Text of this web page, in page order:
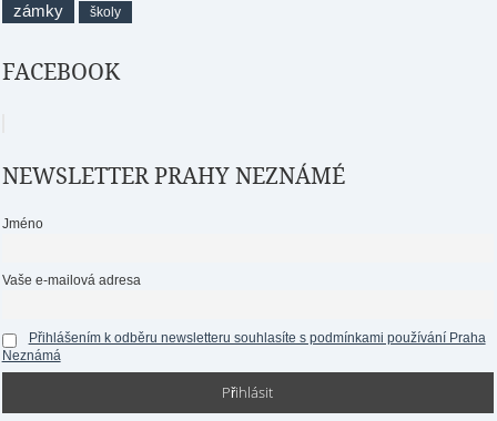
zámky školy
FACEBOOK
NEWSLETTER PRAHY NEZNÁMÉ
Jméno
Vaše e-mailová adresa
Přihlášením k odběru newsletteru souhlasíte s podmínkami používání Praha
Neznámá